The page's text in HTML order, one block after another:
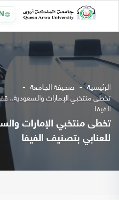
الرئيسية صحيفة الجامعة
تخطى منتخبي الإمارات والسعودية..
الفيفا
تخطى منتخبي الإمارات
للعنابي بتصنيف الفيفا